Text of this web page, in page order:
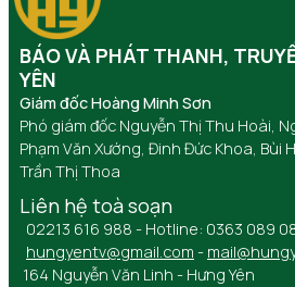
BÁO VÀ PHÁT THANH,
YÊN
Giám đốc Hoàng Minh Sơn
Phó giám đốc Nguyễn Thị Thu Hoài,
Phạm Văn Xướng, Đinh Đức Khoa, Bùi
Trần Thị Thoa
Liên hệ toà soạn
02213 616 988 - Hotline: 0363 089
hungyentv@gmail.com -
164 Nguyễn Văn Linh - Hưng Yên